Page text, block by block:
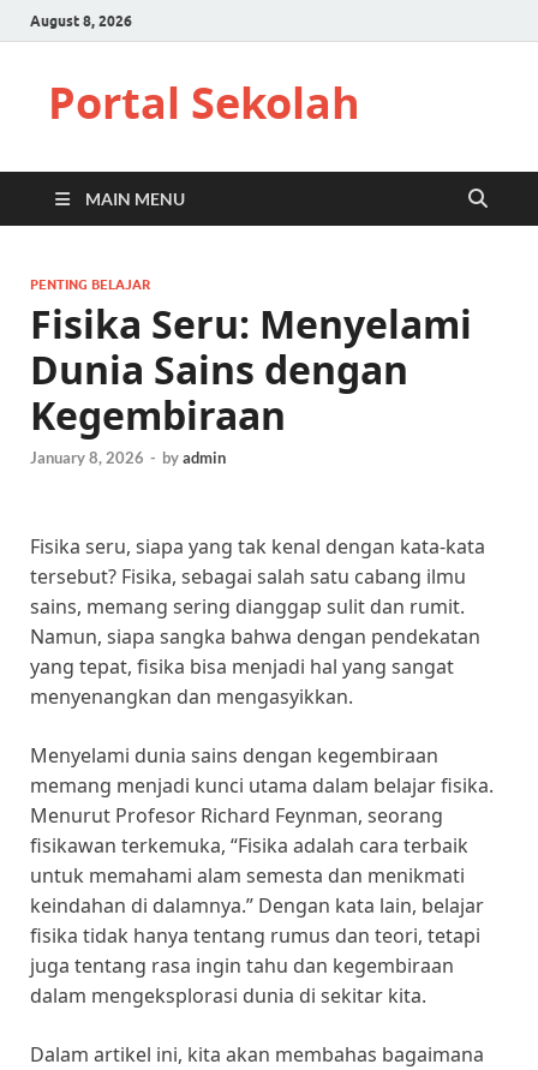
August 8, 2026
Portal Sekolah
MAIN MENU
PENTING BELAJAR
Fisika Seru: Menyelami
Dunia Sains dengan
Kegembiraan
January 8, 2026 - byadmin
Fisika seru, siapa yang tak kenal dengan kata-kata
tersebut? Fisika, sebagai salah satu cabang ilmu
sains, memang sering dianggap sulit dan rumit.
Namun, siapa sangka bahwa dengan pendekatan
yang tepat, fisika bisa menjadi hal yang sangat
menyenangkan dan mengasyikkan.
Menyelami dunia sains dengan kegembiraan
memang menjadi kunci utama dalam belajar fisika.
Menurut Profesor Richard Feynman, seorang
fisikawan terkemuka, “Fisika adalah cara terbaik
untuk memahami alam semesta dan menikmati
keindahan di dalamnya.” Dengan kata lain, belajar
fisika tidak hanya tentang rumus dan teori, tetapi
juga tentang rasa ingin tahu dan kegembiraan
dalam mengeksplorasi dunia di sekitar kita.
Dalam artikel ini, kita akan membahas bagaimana